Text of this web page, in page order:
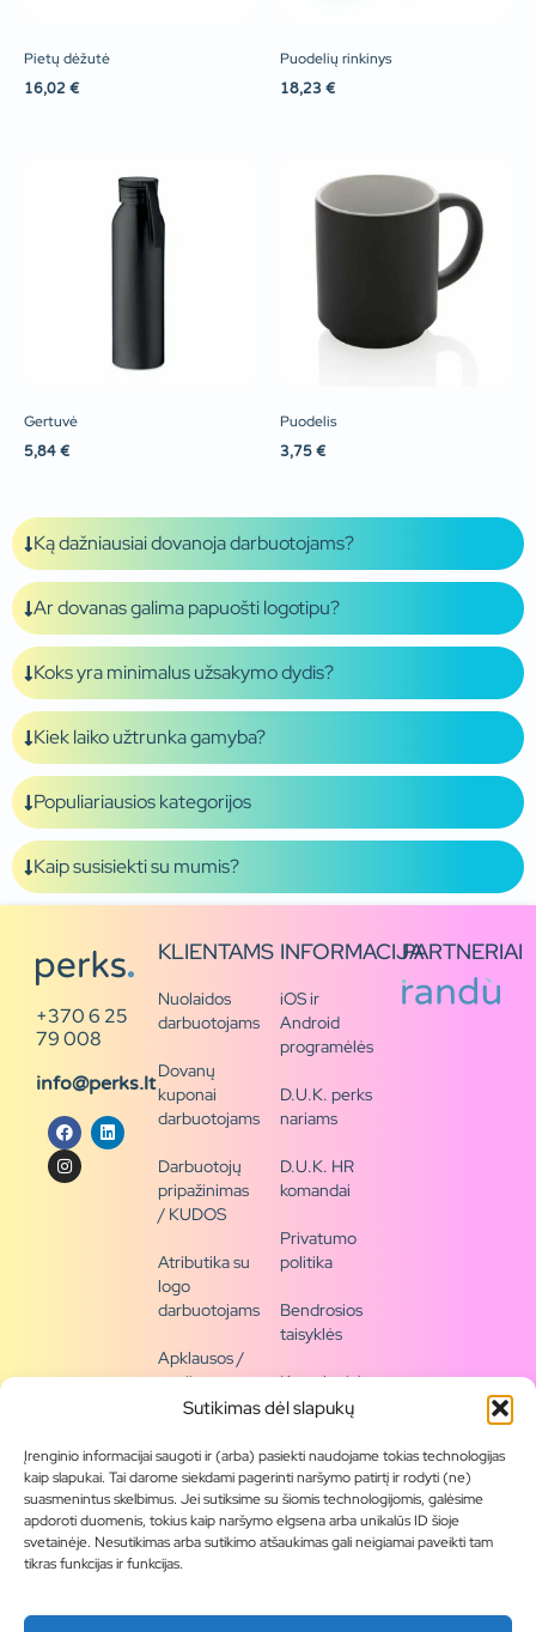
Sutikimas dėl slapukų
Įrenginio informacijai saugoti ir (arba) pasiekti naudojame tokias technologijas
kaip slapukai. Tai darome siekdami pagerinti naršymo patirtį ir rodyti (ne)
suasmenintus skelbimus. Jei sutiksime su šiomis technologijomis, galėsime
apdoroti duomenis, tokius kaip naršymo elgsena arba unikalūs ID šioje
svetainėje. Nesutikimas arba sutikimo atšaukimas gali neigiamai paveikti tam
tikras funkcijas ir funkcijas.
Pietų dėžutė
16,02 €
Puodelių rinkinys
18,23 €
Gertuvė
5,84 €
Puodelis
3,75 €
Ką dažniausiai dovanoja darbuotojams?
Ar dovanas galima papuošti logotipu?
Koks yra minimalus užsakymo dydis?
Kiek laiko užtrunka gamyba?
Populiariausios kategorijos
Kaip susisiekti su mumis?
+370 6 25
79 008
info@perks.lt
KLIENTAMS
Nuolaidos
darbuotojams
Dovanų
kuponai
darbuotojams
Darbuotojų
pripažinimas
/ KUDOS
Atributika su
logo
darbuotojams
Apklausos /
naujienų
siena
Tapkite
partneriu
Visas
produktų
asortimentas
Produktų
INFORMACIJA
iOS ir
Android
programėlės
D.U.K. perks
nariams
D.U.K. HR
komandai
Privatumo
politika
Bendrosios
taisyklės
Kontaktai /
rekvizitai
PARTNERIAI